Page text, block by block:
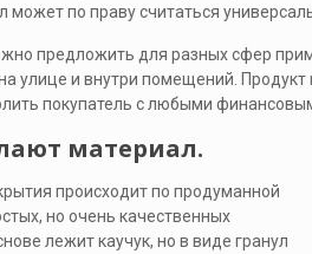
может по праву считаться
предложить для разных сфер
улице и внутри помещений. Продукт
покупатель с любыми
материал.
происходит по продуманной
но очень качественных
лежит каучук, но в виде гранул